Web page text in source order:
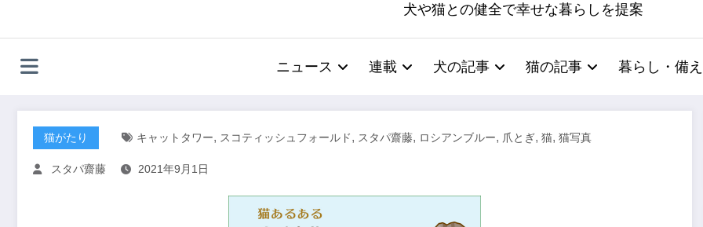
ッ
犬や猫との健全で幸せな暮らしを提案
ニュース 連載 犬の記事 猫の記事 暮らし・備え
猫がたり キャットタワー, スコティッシュフォールド, スタパ齋藤, ロシアンブルー, 爪とぎ, 猫, 猫写真
スタパ齋藤 2021年9月1日